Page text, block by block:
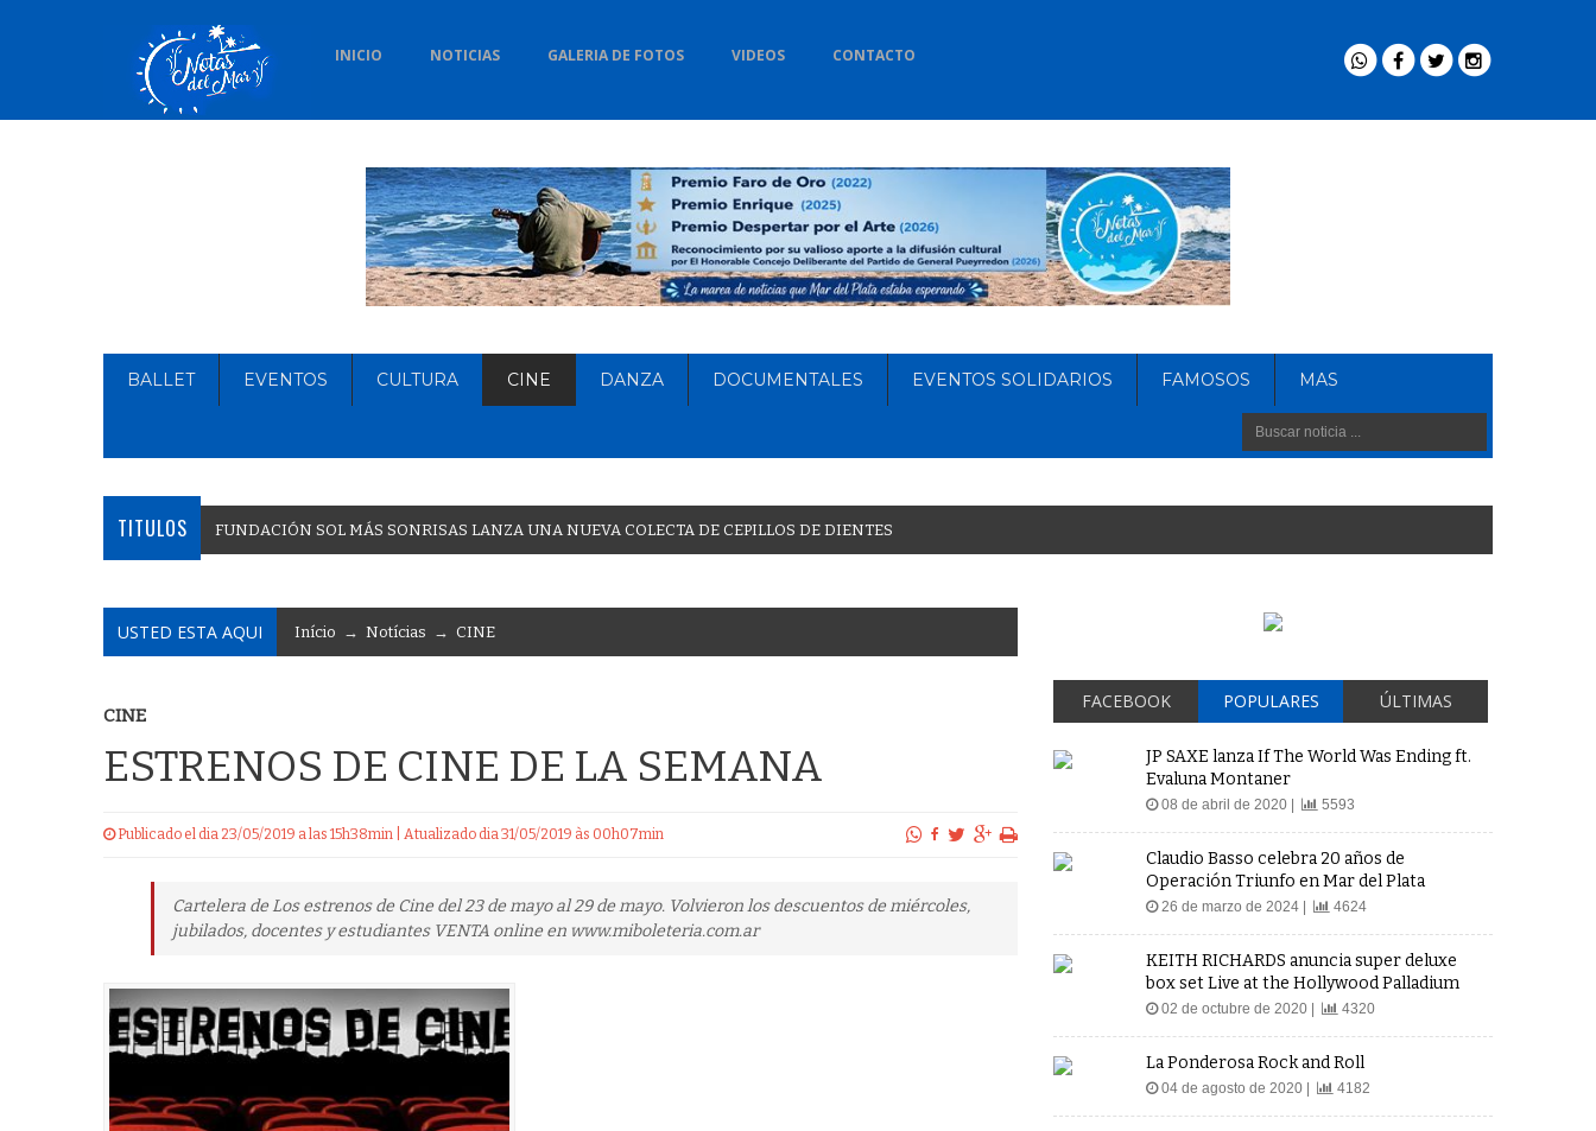
INICIO NOTICIAS GALERIA DE FOTOS VIDEOS CONTACTO
BALLET EVENTOS CULTURA CINE DANZA DOCUMENTALES EVENTOS SOLIDARIOS FAMOSOS MAS
TITULOS FUNDACIÓN SOL MÁS SONRISAS LANZA UNA NUEVA COLECTA DE CEPILLOS DE DIENTES
USTED ESTA AQUI Início → Notícias → CINE
CINE
ESTRENOS DE CINE DE LA SEMANA
Publicado el dia 23/05/2019 a las 15h38min | Atualizado dia 31/05/2019 às 00h07min
Cartelera de Los estrenos de Cine del 23 de mayo al 29 de mayo. Volvieron los descuentos de miércoles,
jubilados, docentes y estudiantes VENTA online en www.miboleteria.com.ar
FACEBOOK POPULARES ÚLTIMAS
JP SAXE lanza If The World Was Ending ft.
Evaluna Montaner
08 de abril de 2020 | 5593
Claudio Basso celebra 20 años de
Operación Triunfo en Mar del Plata
26 de marzo de 2024 | 4624
KEITH RICHARDS anuncia super deluxe
box set Live at the Hollywood Palladium
02 de octubre de 2020 | 4320
La Ponderosa Rock and Roll
04 de agosto de 2020 | 4182